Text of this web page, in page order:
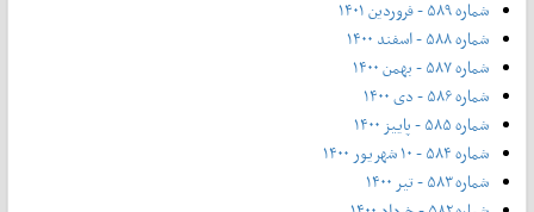
شماره ۵۸۹ - فروردین ۱۴۰۱
شماره ۵۸۸ - اسفند ۱۴۰۰
شماره ۵۸۷ - بهمن ۱۴۰۰
شماره ۵۸۶ - دی ۱۴۰۰
شماره ۵۸۵ - پاییز ۱۴۰۰
شماره ۵۸۴ - ۱۰ شهریور ۱۴۰۰
شماره ۵۸۳ - تیر ۱۴۰۰